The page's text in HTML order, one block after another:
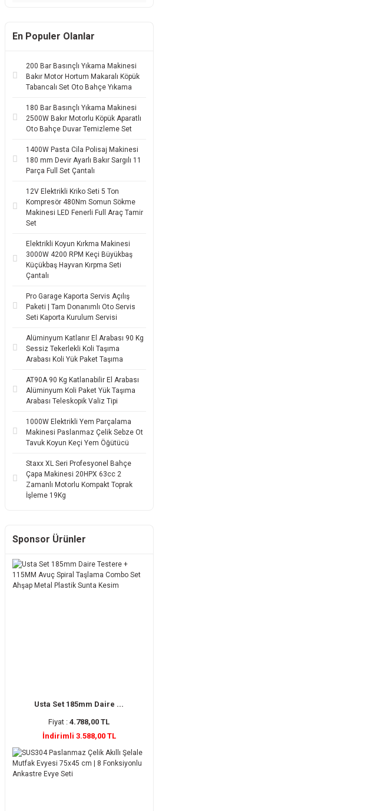
En Populer Olanlar
200 Bar Basınçlı Yıkama Makinesi
Bakır Motor Hortum Makaralı Köpük
Tabancalı Set Oto Bahçe Yıkama
180 Bar Basınçlı Yıkama Makinesi
2500W Bakır Motorlu Köpük Aparatlı
Oto Bahçe Duvar Temizleme Set
1400W Pasta Cila Polisaj Makinesi
180 mm Devir Ayarlı Bakır Sargılı 11
Parça Full Set Çantalı
12V Elektrikli Kriko Seti 5 Ton
Kompresör 480Nm Somun Sökme
Makinesi LED Fenerli Full Araç Tamir
Set
Elektrikli Koyun Kırkma Makinesi
3000W 4200 RPM Keçi Büyükbaş
Küçükbaş Hayvan Kırpma Seti
Çantalı
Pro Garage Kaporta Servis Açılış
Paketi | Tam Donanımlı Oto Servis
Seti Kaporta Kurulum Servisi
Alüminyum Katlanır El Arabası 90 Kg
Sessiz Tekerlekli Koli Taşıma
Arabası Koli Yük Paket Taşıma
AT90A 90 Kg Katlanabilir El Arabası
Alüminyum Koli Paket Yük Taşıma
Arabası Teleskopik Valiz Tipi
1000W Elektrikli Yem Parçalama
Makinesi Paslanmaz Çelik Sebze Ot
Tavuk Koyun Keçi Yem Öğütücü
Staxx XL Seri Profesyonel Bahçe
Çapa Makinesi 20HPX 63cc 2
Zamanlı Motorlu Kompakt Toprak
İşleme 19Kg
Sponsor Ürünler
Usta Set 185mm Daire ...
Fiyat :4.788,00 TL
İndirimli 3.588,00 TL